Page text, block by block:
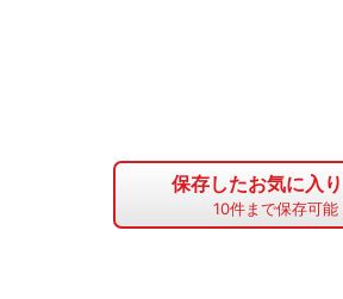
保存したお気に入り
10件まで保存可能